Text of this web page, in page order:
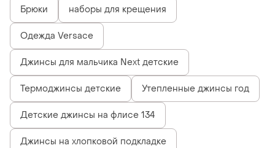
Брюки наборы для крещения
Одежда Versace
Джинсы для мальчика Next детские
Термоджинсы детские Утепленные джинсы год
Детские джинсы на флисе 134
Джинсы на хлопковой подкладке